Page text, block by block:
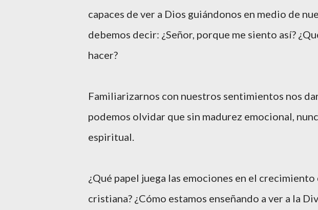
capaces de ver a Dios guiándonos en medio de
debemos decir: ¿Señor, porque me siento así?
hacer?
Familiarizarnos con nuestros sentimientos nos
podemos olvidar que sin madurez emocional,
espiritual.
¿Qué papel juega las emociones en el
cristiana? ¿Cómo estamos enseñando a ver a la